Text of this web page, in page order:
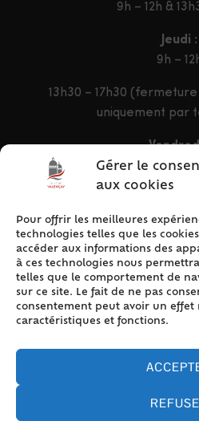
Gérer le
aux cookies
Pour offrir les meilleures
technologies telles que les
accéder aux informations des
à ces technologies nous
telles que le comportement de
sur ce site. Le fait de ne pas
consentement peut avoir un effet
caractéristiques et fonctions.
9h – 12h &
Jeudi :
9h –
13h30 – 17h30
uniquement par
9h – 12h &
ACCÈS
Contact
Plan du
Mentions
Politique de